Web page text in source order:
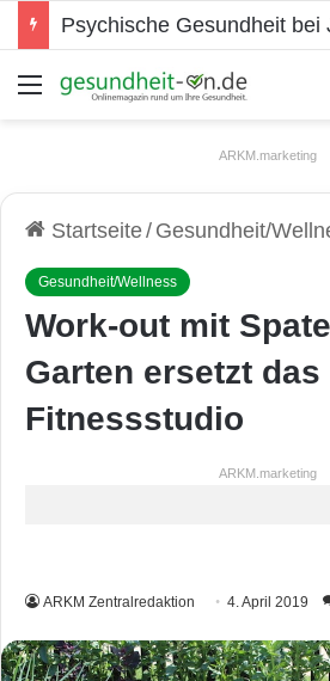
Psychische Gesundheit bei
Menü
ARKM.marketing
Startseite/ Gesundheit/
Gesundheit/Wellness
Work-out mit
Garten ersetzt das
Fitnessstudio
ARKM.marketing
ARKM Zentralredaktion 4. April 2019